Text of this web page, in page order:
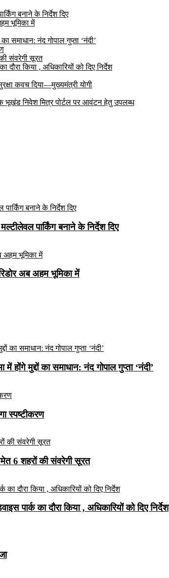
बनाने के निर्देश दिए
भूमिका में
समाधान: नंद गोपाल गुप्ता ‘नंदी’
संवरेगी सूरत
किया , अधिकारियों को दिए निर्देश
कवच दिया—मुख्यमंत्री योगी
भूखंड निवेश मित्र पोर्टल पर आवंटन हेतु उपलब्ध
पार्किंग बनाने के निर्देश दिए
अब अहम भूमिका में
मुद्दों का समाधान: नंद गोपाल गुप्ता ‘नंदी’
स्पष्टीकरण
6 शहरों की संवरेगी सूरत
का दौरा किया , अधिकारियों को दिए निर्देश